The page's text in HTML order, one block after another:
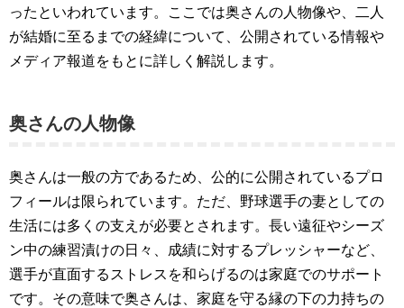
ったといわれています。ここでは奥さんの人物像や、二人
が結婚に至るまでの経緯について、公開されている情報や
メディア報道をもとに詳しく解説します。
奥さんの人物像
奥さんは一般の方であるため、公的に公開されているプロ
フィールは限られています。ただ、野球選手の妻としての
生活には多くの支えが必要とされます。長い遠征やシーズ
ン中の練習漬けの日々、成績に対するプレッシャーなど、
選手が直面するストレスを和らげるのは家庭でのサポート
です。その意味で奥さんは、家庭を守る縁の下の力持ちの